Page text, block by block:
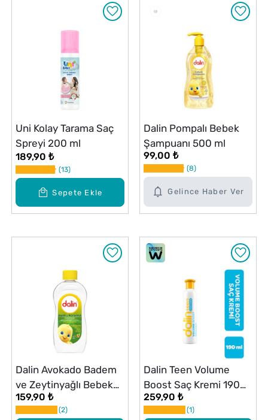
Sepete Ekle
Uni Kolay Tarama Saç
Spreyi 200 ml
189,90 ₺
13
Gelince Haber Ver
Dalin Pompalı Bebek
Şampuanı 500 ml
99,00 ₺
8
Dalin Avokado Badem
ve Zeytinyağlı Bebek
Yağı 300 ml
159,90 ₺
2
Dalin Teen Volume
Boost Saç Kremi 190
ml
259,90 ₺
1